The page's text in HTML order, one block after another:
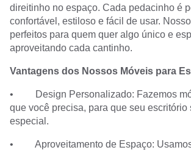
direitinho no espaço. Cada pedacinho é
confortável, estiloso e fácil de usar.
perfeitos para quem quer algo único e
aproveitando cada cantinho.
Vantagens dos Nossos Móveis para
• Design Personalizado: Fazemos
que você precisa, para que seu escritório
especial.
• Aproveitamento de Espaço: